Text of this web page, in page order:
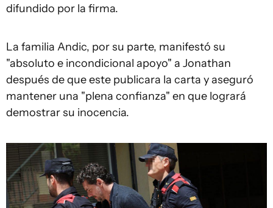
difundido por la firma.
La familia Andic, por su parte, manifestó su
"absoluto e incondicional apoyo" a Jonathan
después de que este publicara la carta y aseguró
mantener una "plena confianza" en que logrará
demostrar su inocencia.